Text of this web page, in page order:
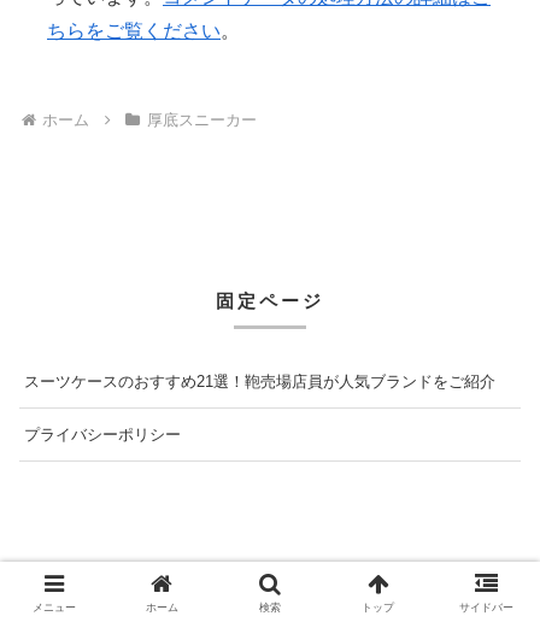
ちらをご覧ください。
ホーム 厚底スニーカー
固定ページ
スーツケースのおすすめ21選！鞄売場店員が人気ブランドをご紹介
プライバシーポリシー
メニュー ホーム 検索 トップ サイドバー